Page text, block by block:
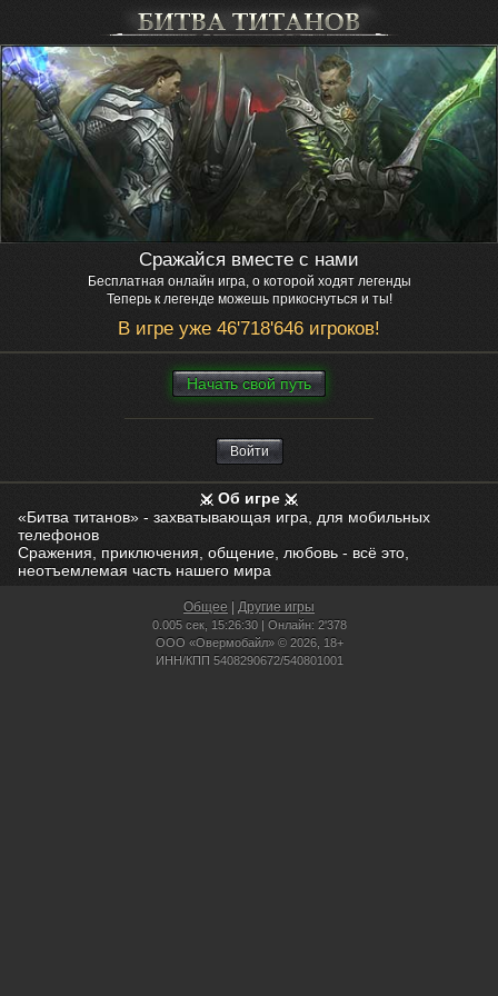
Сражайся вместе с нами
Бесплатная онлайн игра, о которой ходят легенды
Теперь к легенде можешь прикоснуться и ты!
В игре уже 46'718'646 игроков!
Нaчaть свой путь
Войти
Об игре
«Битва титанов» - захватывающая игра, для мобильных
телефонов
Сражения, приключения, общение, любовь - всё это,
неотъемлемая часть нашего мира
Общее Другие игры
0.005 сек, 15:26:30 | Онлайн: 2'378
ООО «Овермобайл» © 2026, 18+
ИНН/КПП 5408290672/540801001